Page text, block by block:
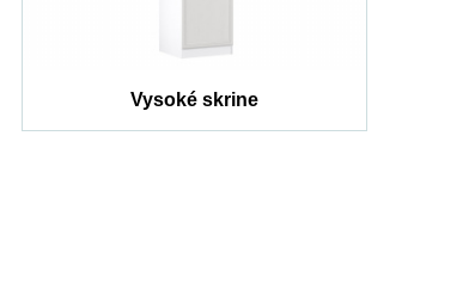
Vysoké skrine